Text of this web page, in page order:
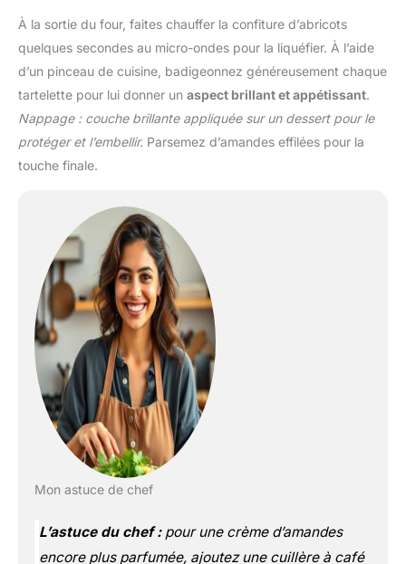
À la sortie du four, faites chauffer la confiture d’abricots
quelques secondes au micro-ondes pour la liquéfier. À l’aide
d’un pinceau de cuisine, badigeonnez généreusement chaque
tartelette pour lui donner un aspect brillant et appétissant.
Nappage : couche brillante appliquée sur un dessert pour le
protéger et l’embellir. Parsemez d’amandes effilées pour la
touche finale.
Mon astuce de chef
L’astuce du chef :pour une crème d’amandes
encore plus parfumée, ajoutez une cuillère à café